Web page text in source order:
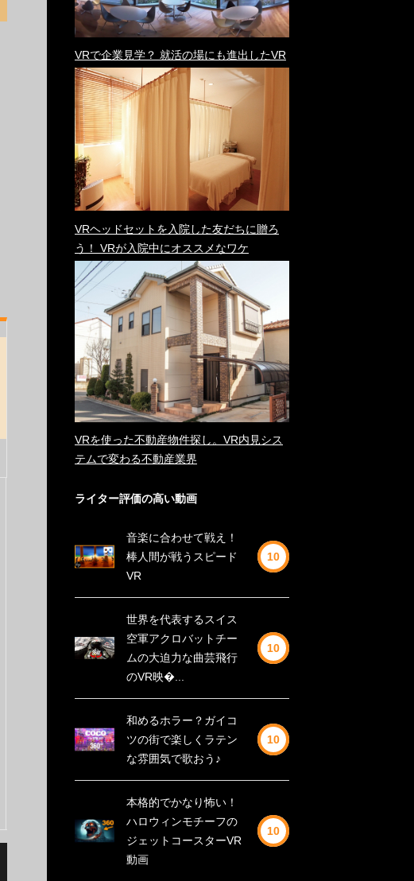
VRで企業見学？ 就活の場にも進出したVR
VRヘッドセットを入院した友だちに贈ろ
う！ VRが入院中にオススメなワケ
VRを使った不動産物件探し。VR内見シス
テムで変わる不動産業界
ライター評価の高い動画
音楽に合わせて戦え！
棒人間が戦うスピード
VR
10
世界を代表するスイス
空軍アクロバットチー
ムの大迫力な曲芸飛行
のVR映�...
10
和めるホラー？ガイコ
ツの街で楽しくラテン
な雰囲気で歌おう♪
10
本格的でかなり怖い！
ハロウィンモチーフの
ジェットコースターVR
動画
10